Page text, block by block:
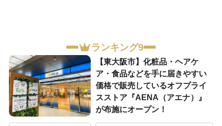
ランキング9
【東大阪市】化粧品・ヘアケ
ア・食品などを手に届きやすい
価格で販売しているオフプライ
スストア『AENA（アエナ）』
が布施にオープン！